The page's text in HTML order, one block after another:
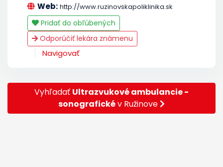
Web: http://www.ruzinovskapoliklinika.sk
Pridať do obľúbených
Odporúčiť lekára známenu
Navigovať
Vyhľadať Ultrazvukové ambulancie -
sonografickév Ružinove